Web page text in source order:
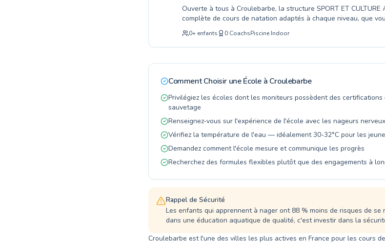
Ouverte à tous à Croulebarbe, la structure SPORT ET CULTURE
complète de cours de natation adaptés à chaque niveau, que
débutant désirant acquérir les bases ou nageur confirmé
technique. Nos maîtres-nageurs qualifiés et passionnés créent
bienveillant et stimulant dans notre bassin. Ils veillent à
chaleureusement à nous rejoindre pour partager cette
enrichissante.
0+ enfants 0 CoachsPiscine Indoor
Comment Choisir une École à Croulebarbe
Privilégiez les écoles dont les moniteurs possèdent des
sauvetage
Renseignez-vous sur l'expérience de l'école avec les nageurs
Vérifiez la température de l'eau — idéalement 30-32°C pour les
Demandez comment l'école mesure et communique les progrès
Recherchez des formules flexibles plutôt que des engagements à
Rappel de Sécurité
Les enfants qui apprennent à nager ont 88 % moins de risques de se
dans une éducation aquatique de qualité, c'est investir dans la
Croulebarbe est l'une des villes les plus actives en France pour les cours